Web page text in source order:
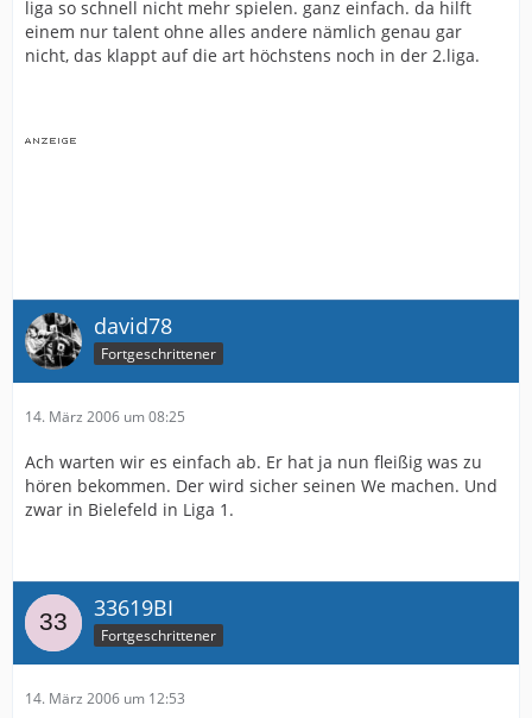
liga so schnell nicht mehr spielen. ganz einfach. da hilft
einem nur talent ohne alles andere nämlich genau gar
nicht, das klappt auf die art höchstens noch in der 2.liga.
david78
Fortgeschrittener
14. März 2006 um 08:25
Ach warten wir es einfach ab. Er hat ja nun fleißig was zu
hören bekommen. Der wird sicher seinen We machen. Und
zwar in Bielefeld in Liga 1.
33619BI
Fortgeschrittener
14. März 2006 um 12:53